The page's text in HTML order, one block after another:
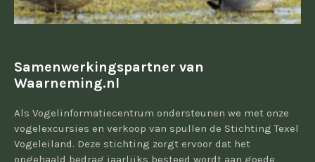
Samenwerkingspartner van
Waarneming.nl
Als Vogelinformatiecentrum ondersteunen we met onze
vogelexcursies en verkoop van spullen de Stichting Texel
Vogeleiland. Deze stichting zorgt ervoor dat het
opgehaald bedrag jaarlijks besteed wordt aan goede